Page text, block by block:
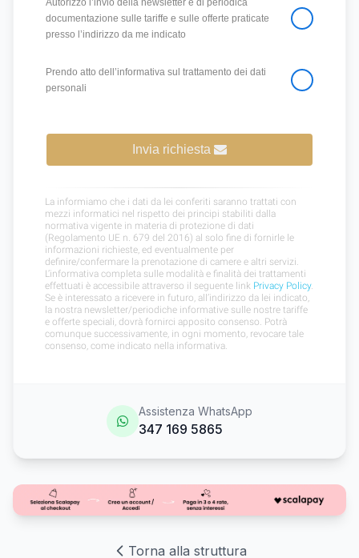
Assistenza WhatsApp
347 169 5865
Torna alla struttura